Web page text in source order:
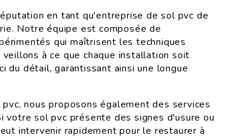
en tant qu'entreprise de sol pvc de
Notre équipe est composée de
qui maîtrisent les techniques
à ce que chaque installation soit
du détail, garantissant ainsi une longue
nous proposons également des services
votre sol pvc présente des signes d'usure ou
intervenir rapidement pour le restaurer à